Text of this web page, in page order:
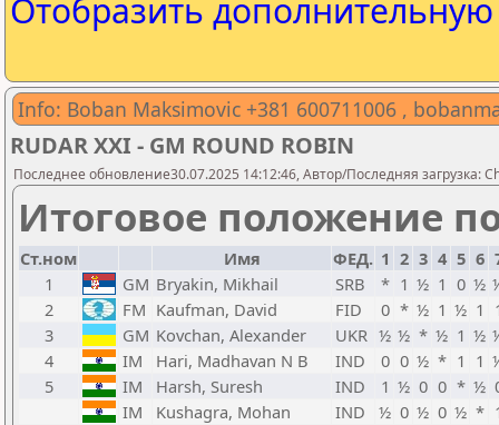
Отобразить
Info: Boban Maksimovic +381 600711006 ,
RUDAR XXI - GM ROUND ROBIN
Последнее обновление30.07.2025 14:12:46, Автор/Последняя загрузка:
Итоговое положение
Ст.ном Имя ФЕД. 1 2 3 4 5 6
1
GM Bryakin, Mikhail SRB * 1 ½ 1 0 ½
2
FM Kaufman, David FID 0 * ½ 1 ½ 1
3
GM Kovchan, Alexander UKR ½ ½ * ½ 1 ½
4
IM Hari, Madhavan N B IND 0 0 ½ * 1 1
5
IM Harsh, Suresh IND 1 ½ 0 0 * ½
IM
Kushagra, Mohan IND ½ 0 ½ 0 ½ *